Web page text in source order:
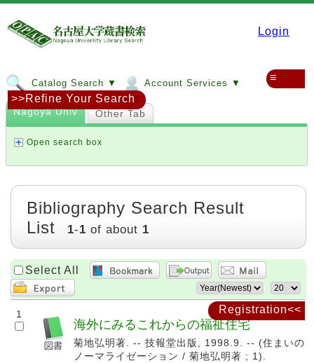
Login
Catalog Search ▼ Account Services ▼ ≡
Registration<<
Nagoya Univ Other Tab
Open search box
>>Refine Your Search
Bibliography Search Result
List
1-1 of about 1
Select All
1
海外にみるこれからの福祉住宅
菊地弘明著. -- 技報堂出版, 1998.9. -- (住まいの
ノーマライゼーション / 菊地弘明著 ; 1).